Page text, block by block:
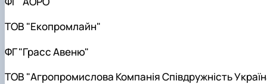
ТОВ "Екопромлайн"
ФГ "Грасс Авеню"
ТОВ "Агропромислова Компанія Співдружність